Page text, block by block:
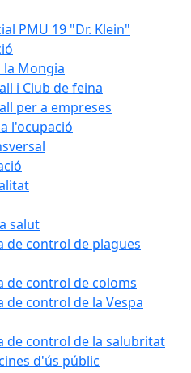
PMU 19 "Dr. Klein"
Mongia
i Club de feina
per a empreses
l'ocupació
salut
de control de plagues
de control de coloms
de control de la Vespa
de control de la salubritat
d'ús públic